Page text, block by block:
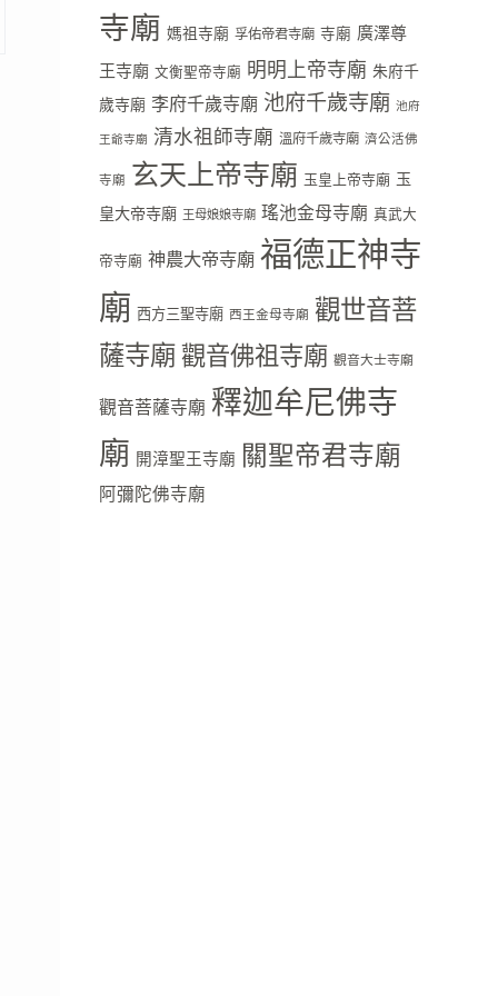
寺廟 媽祖寺廟 孚佑帝君寺廟 寺廟 廣澤尊
王寺廟 文衡聖帝寺廟 明明上帝寺廟 朱府千
歲寺廟 李府千歲寺廟 池府千歲寺廟 池府
王爺寺廟 清水祖師寺廟 溫府千歲寺廟 濟公活佛
寺廟 玄天上帝寺廟 玉皇上帝寺廟 玉
皇大帝寺廟 王母娘娘寺廟 瑤池金母寺廟 真武大
帝寺廟 神農大帝寺廟 福德正神寺
廟 西方三聖寺廟 西王金母寺廟 觀世音菩
薩寺廟觀音佛祖寺廟 觀音大士寺廟
觀音菩薩寺廟 釋迦牟尼佛寺
廟 開漳聖王寺廟 關聖帝君寺廟
阿彌陀佛寺廟